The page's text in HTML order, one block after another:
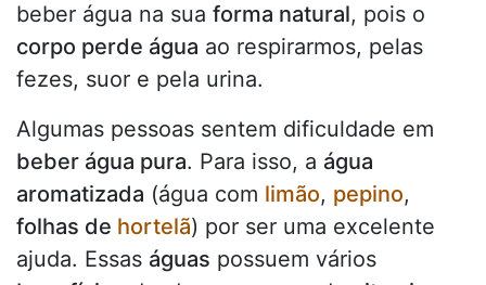
beber água na sua forma natural, pois o
corpo perde água ao respirarmos, pelas
fezes, suor e pela urina.
Algumas pessoas sentem dificuldade em
beber água pura. Para isso, a água
aromatizada (água com limão, pepino,
folhas de hortelã) por ser uma excelente
ajuda. Essas águas possuem vários